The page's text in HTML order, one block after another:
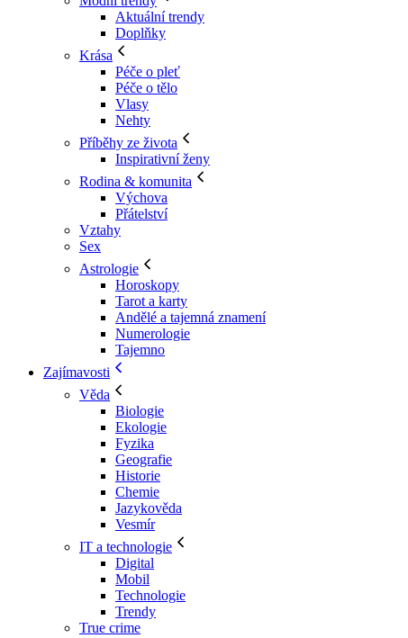
Aktuální trendy
Doplňky
Krása
Péče o pleť
Péče o tělo
Vlasy
Nehty
Příběhy ze života
Inspirativní ženy
Rodina & komunita
Výchova
Přátelství
Vztahy
Sex
Astrologie
Horoskopy
Tarot a karty
Andělé a tajemná znamení
Numerologie
Tajemno
Zajímavosti
Věda
Biologie
Ekologie
Fyzika
Geografie
Historie
Chemie
Jazykověda
Vesmír
IT a technologie
Digital
Mobil
Technologie
Trendy
True crime